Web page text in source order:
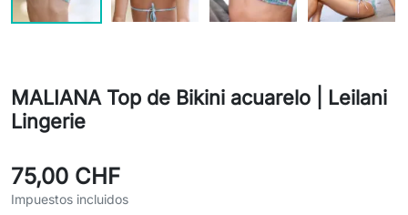
MALIANA Top de Bikini acuarelo | Leilani
Lingerie
75,00 CHF
Impuestos incluidos